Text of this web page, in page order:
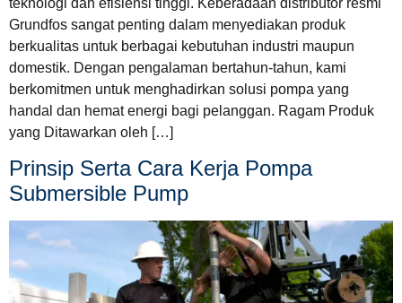
Grundfos sangat penting dalam menyediakan produk
berkualitas untuk berbagai kebutuhan industri maupun
domestik. Dengan pengalaman bertahun-tahun, kami
berkomitmen untuk menghadirkan solusi pompa yang
handal dan hemat energi bagi pelanggan. Ragam Produk
yang Ditawarkan oleh […]
Prinsip Serta Cara Kerja Pompa
Submersible Pump